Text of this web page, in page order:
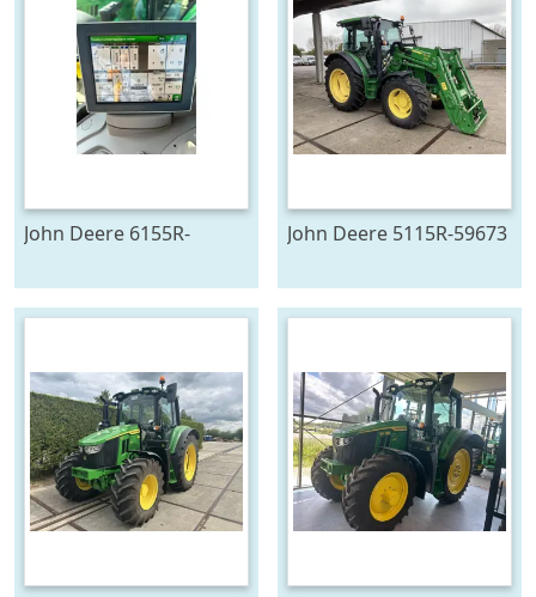
John Deere 6155R-
John Deere 5115R-59673